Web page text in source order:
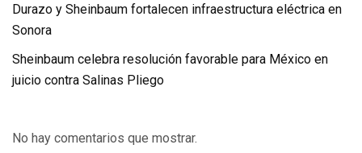
Durazo y Sheinbaum fortalecen infraestructura eléctrica en
Sonora
Sheinbaum celebra resolución favorable para México en
juicio contra Salinas Pliego
No hay comentarios que mostrar.